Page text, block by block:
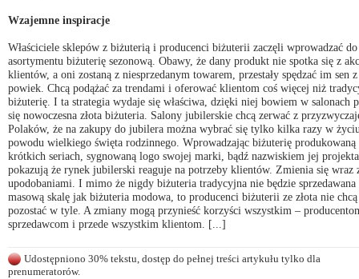
Wzajemne inspiracje
Właściciele sklepów z biżuterią i producenci biżuterii zaczęli wprowadzać do
asortymentu biżuterię sezonową. Obawy, że dany produkt nie spotka się z
klientów, a oni zostaną z niesprzedanym towarem, przestały spędzać im sen z
powiek. Chcą podążać za trendami i oferować klientom coś więcej niż
biżuterię. I ta strategia wydaje się właściwa, dzięki niej bowiem w salonach
się nowoczesna złota biżuteria. Salony jubilerskie chcą zerwać z
Polaków, że na zakupy do jubilera można wybrać się tylko kilka razy w
powodu wielkiego święta rodzinnego. Wprowadzając biżuterię produkowaną
krótkich seriach, sygnowaną logo swojej marki, bądź nazwiskiem jej
pokazują że rynek jubilerski reaguje na potrzeby klientów. Zmienia się wraz
upodobaniami. I mimo że nigdy biżuteria tradycyjna nie będzie sprzedawana
masową skalę jak biżuteria modowa, to producenci biżuterii ze złota nie chcą
pozostać w tyle. A zmiany mogą przynieść korzyści wszystkim –
sprzedawcom i przede wszystkim klientom. [...]
Udostępniono 30% tekstu, dostęp do pełnej treści artykułu tylko dla
prenumeratorów.